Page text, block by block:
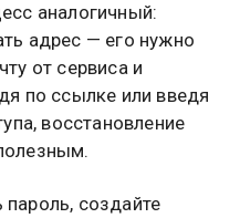
аналогичный:
адрес — его нужно
от сервиса и
по ссылке или введя
восстановление
создайте